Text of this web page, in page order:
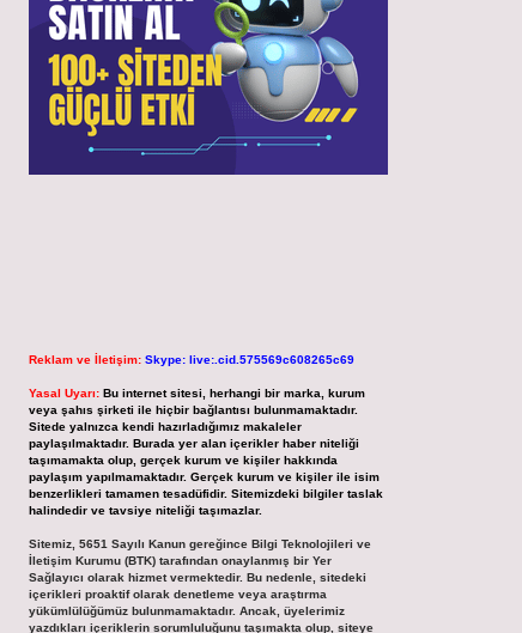
Reklam ve İletişim: Skype: live:.cid.575569c608265c69
Yasal Uyarı: Bu internet sitesi, herhangi bir marka, kurum
veya şahıs şirketi ile hiçbir bağlantısı bulunmamaktadır.
Sitede yalnızca kendi hazırladığımız makaleler
paylaşılmaktadır. Burada yer alan içerikler haber niteliği
taşımamakta olup, gerçek kurum ve kişiler hakkında
paylaşım yapılmamaktadır. Gerçek kurum ve kişiler ile isim
benzerlikleri tamamen tesadüfidir. Sitemizdeki bilgiler taslak
halindedir ve tavsiye niteliği taşımazlar.
Sitemiz, 5651 Sayılı Kanun gereğince Bilgi Teknolojileri ve
İletişim Kurumu (BTK) tarafından onaylanmış bir Yer
Sağlayıcı olarak hizmet vermektedir. Bu nedenle, sitedeki
içerikleri proaktif olarak denetleme veya araştırma
yükümlülüğümüz bulunmamaktadır. Ancak, üyelerimiz
yazdıkları içeriklerin sorumluluğunu taşımakta olup, siteye